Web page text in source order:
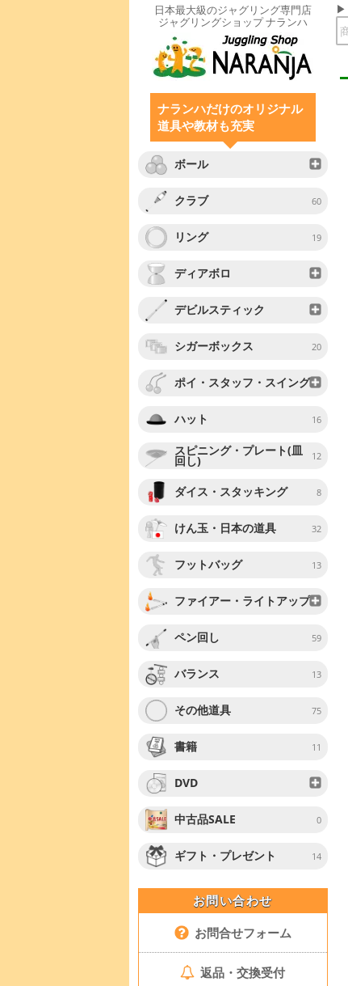
日本最大級のジャグリング専門店
ジャグリングショップ ナランハ
ナランハだけのオリジナル
道具や教材も充実
ボール
クラブ 60
リング 19
ディアボロ
デビルスティック
シガーボックス 20
ポイ・スタッフ・スイング
ハット 16
スピニング・プレート(皿
回し) 12
ダイス・スタッキング 8
けん玉・日本の道具 32
フットバッグ 13
ファイアー・ライトアップ
ペン回し 59
バランス 13
その他道具 75
書籍 11
DVD
中古品SALE 0
ギフト・プレゼント 14
お問い合わせ
お問合せフォーム
返品・交換受付